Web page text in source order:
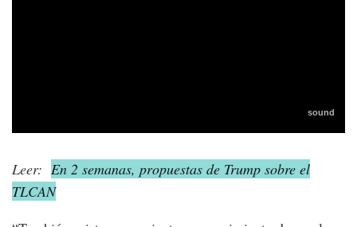
Leer: En 2 semanas, propuestas de Trump sobre el
TLCAN